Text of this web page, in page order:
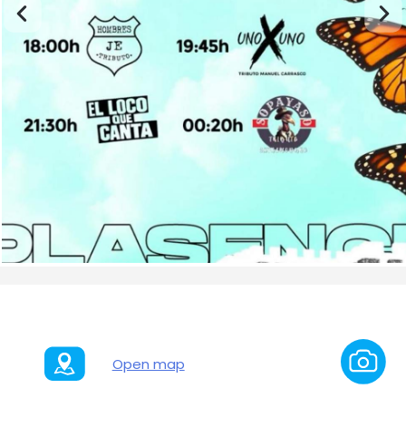
Open map